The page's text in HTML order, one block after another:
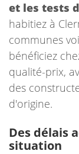
et les tests
habitiez à
communes
bénéficiez
qualité-prix,
des
d'origine.
Des délais
situation